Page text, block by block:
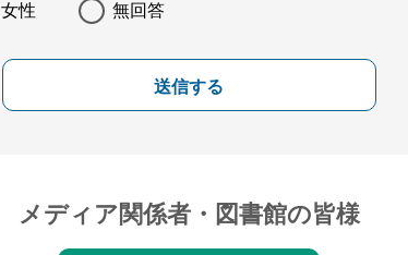
女性 無回答
送信する
メディア関係者・図書館の皆様